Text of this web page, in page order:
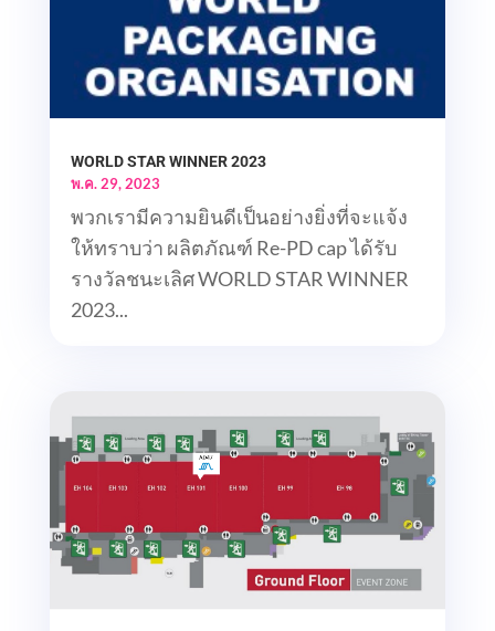
WORLD STAR WINNER 2023
พ.ค. 29, 2023
พวกเรามีความยินดีเป็นอย่างยิ่งที่จะแจ้ง
ให้ทราบว่า ผลิตภัณฑ์ Re-PD cap ได้รับ
รางวัลชนะเลิศ WORLD STAR WINNER
2023...